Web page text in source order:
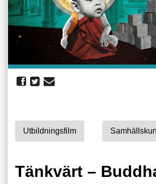
Utbildningsfilm
Tänkvärt –